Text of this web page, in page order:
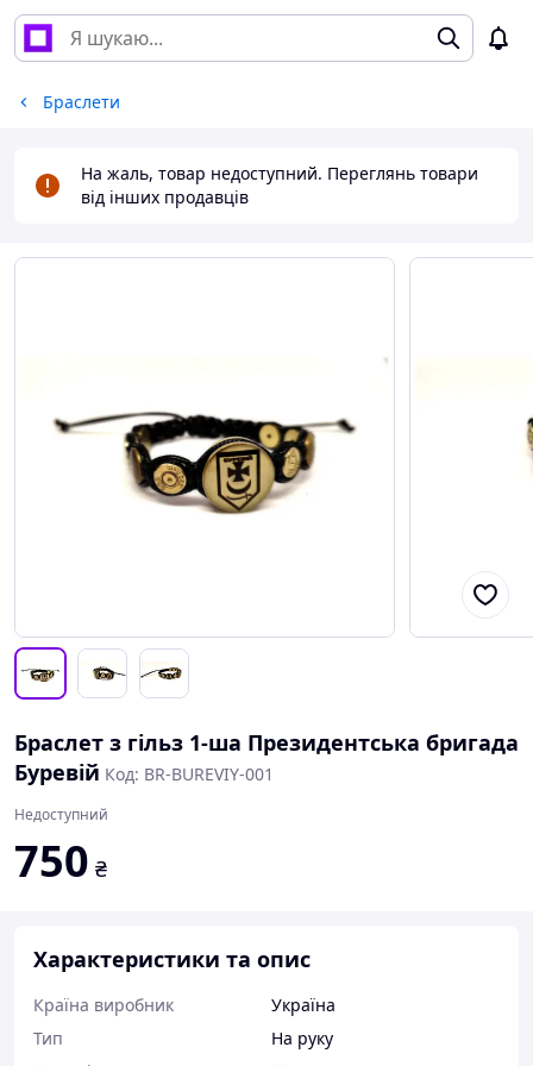
Браслети
На жаль, товар недоступний. Переглянь товари
від інших продавців
Браслет з гільз 1-ша Президентська бригада
Буревій Код: BR-BUREVIY-001
Недоступний
750 ₴
Характеристики та опис
Країна виробник
Україна
Тип
На руку